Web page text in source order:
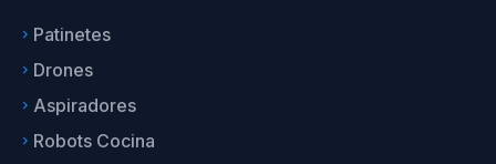
keyboard_arrow_right Patinetes
keyboard_arrow_right Drones
keyboard_arrow_right Aspiradores
keyboard_arrow_right Robots Cocina